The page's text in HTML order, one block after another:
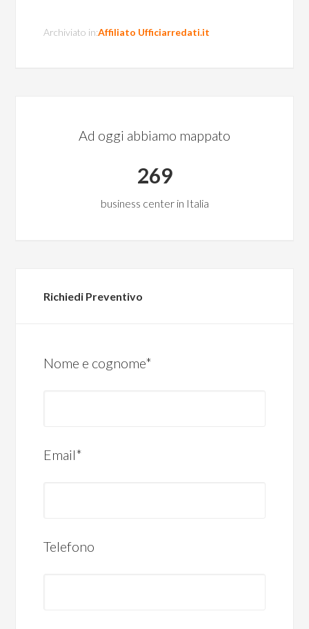
Archiviato in:Affiliato Ufficiarredati.it
Ad oggi abbiamo mappato
269
business center in Italia
Richiedi Preventivo
Nome e cognome*
Email*
Telefono